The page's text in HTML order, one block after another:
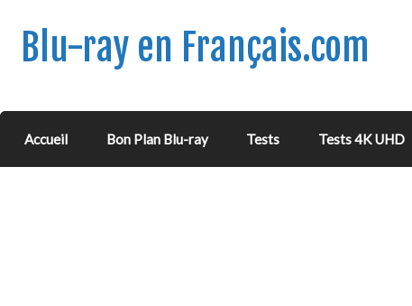
Blu-ray en Français.com
Accueil Bon Plan Blu-ray Tests Tests 4K UHD